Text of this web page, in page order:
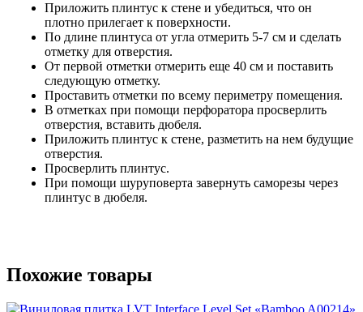
Приложить плинтус к стене и убедиться, что он
плотно прилегает к поверхности.
По длине плинтуса от угла отмерить 5-7 см и сделать
отметку для отверстия.
От первой отметки отмерить еще 40 см и поставить
следующую отметку.
Проставить отметки по всему периметру помещения.
В отметках при помощи перфоратора просверлить
отверстия, вставить дюбеля.
Приложить плинтус к стене, разметить на нем будущие
отверстия.
Просверлить плинтус.
При помощи шуруповерта завернуть саморезы через
плинтус в дюбеля.
Похожие товары